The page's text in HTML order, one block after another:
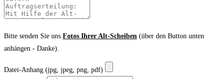
Bitte senden Sie uns Fotos Ihrer Alt-Scheiben (über den Button unten
anhängen - Danke).
Datei-Anhang (jpg, jpeg, png, pdf)